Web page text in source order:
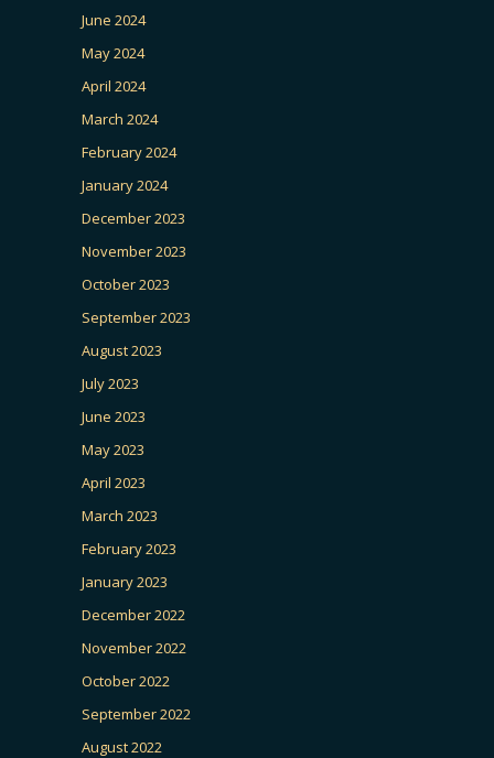
June 2024
May 2024
April 2024
March 2024
February 2024
January 2024
December 2023
November 2023
October 2023
September 2023
August 2023
July 2023
June 2023
May 2023
April 2023
March 2023
February 2023
January 2023
December 2022
November 2022
October 2022
September 2022
August 2022